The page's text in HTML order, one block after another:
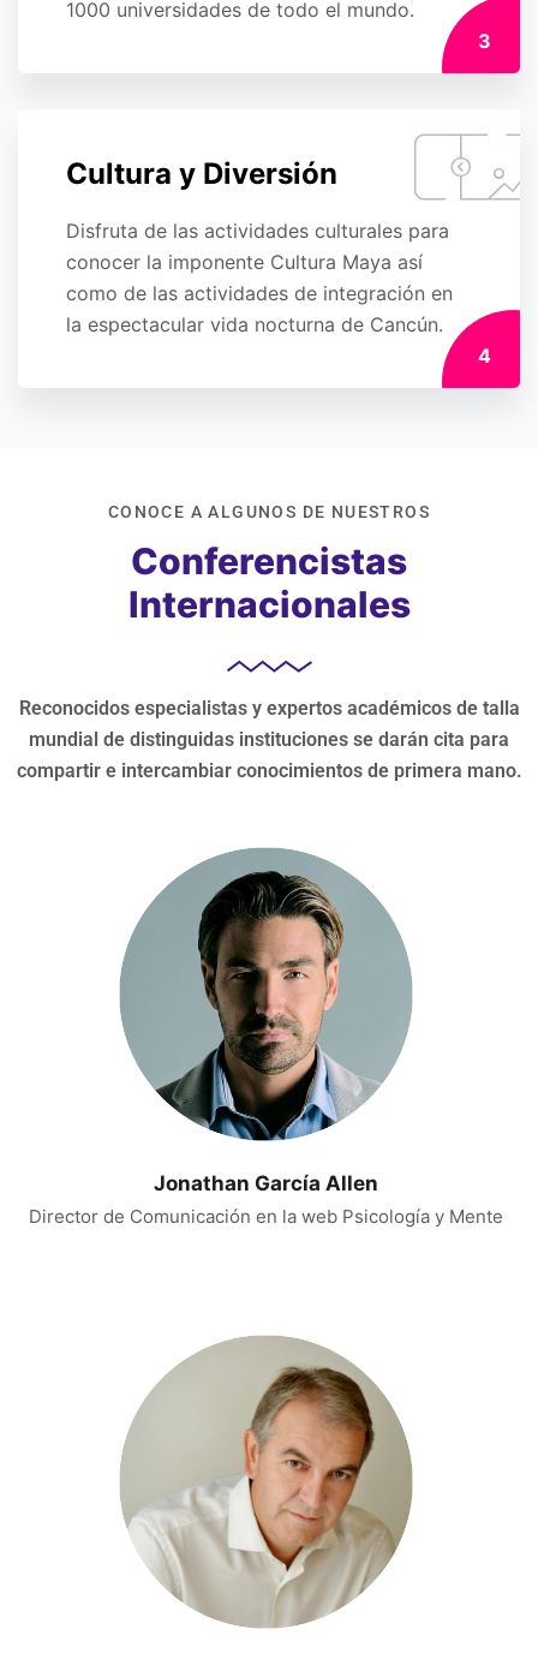
1000 universidades de todo el mundo.
3
Cultura y Diversión
Disfruta de las actividades culturales para
conocer la imponente Cultura Maya así
como de las actividades de integración en
la espectacular vida nocturna de Cancún.
4
CONOCE A ALGUNOS DE NUESTROS
Conferencistas
Internacionales
Reconocidos especialistas y expertos académicos de talla
mundial de distinguidas instituciones se darán cita para
compartir e intercambiar conocimientos de primera mano.
Jonathan García Allen
Director de Comunicación en la web Psicología y Mente